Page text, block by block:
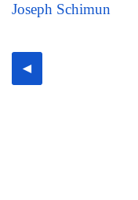
Joseph Schimun
◄